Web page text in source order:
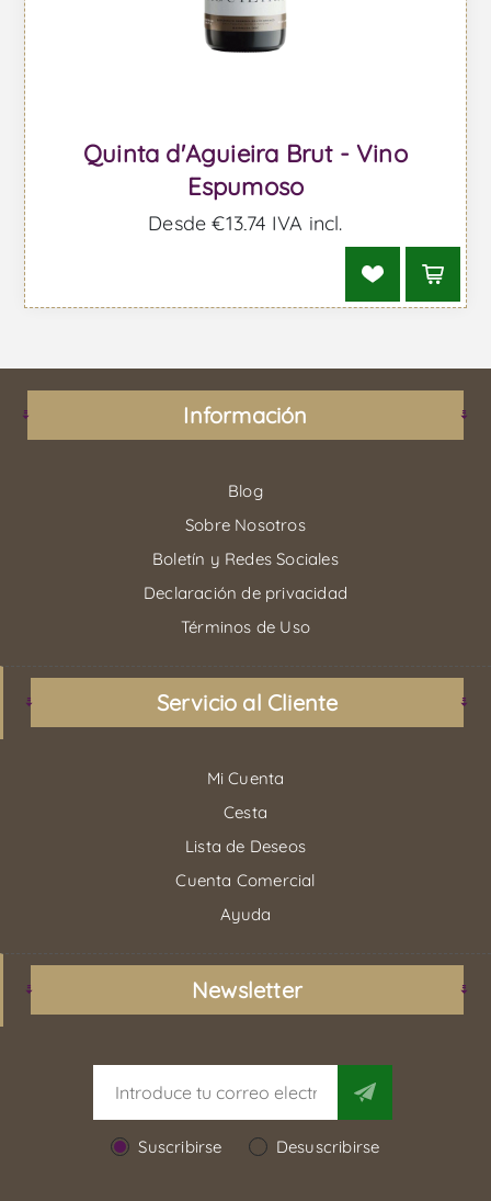
Quinta d'Aguieira Brut - Vino
Espumoso
Desde €13,74 IVA incl.
Información
Blog
Sobre Nosotros
Boletín y Redes Sociales
Declaración de privacidad
Términos de Uso
Servicio al Cliente
Mi Cuenta
Cesta
Lista de Deseos
Cuenta Comercial
Ayuda
Newsletter
Suscribirse Desuscribirse